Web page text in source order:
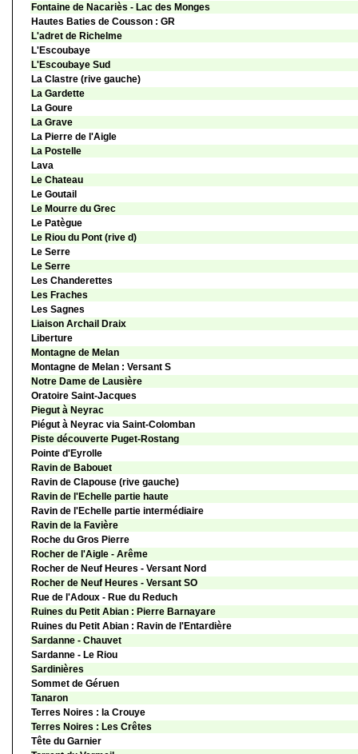
Fontaine de Nacariès - Lac des Monges
Hautes Baties de Cousson : GR
L'adret de Richelme
L'Escoubaye
L'Escoubaye Sud
La Clastre (rive gauche)
La Gardette
La Goure
La Grave
La Pierre de l'Aigle
La Postelle
Lava
Le Chateau
Le Goutail
Le Mourre du Grec
Le Patègue
Le Riou du Pont (rive d)
Le Serre
Le Serre
Les Chanderettes
Les Fraches
Les Sagnes
Liaison Archail Draix
Liberture
Montagne de Melan
Montagne de Melan : Versant S
Notre Dame de Lausière
Oratoire Saint-Jacques
Piegut à Neyrac
Piégut à Neyrac via Saint-Colomban
Piste découverte Puget-Rostang
Pointe d'Eyrolle
Ravin de Babouet
Ravin de Clapouse (rive gauche)
Ravin de l'Echelle partie haute
Ravin de l'Echelle partie intermédiaire
Ravin de la Favière
Roche du Gros Pierre
Rocher de l'Aigle - Arême
Rocher de Neuf Heures - Versant Nord
Rocher de Neuf Heures - Versant SO
Rue de l'Adoux - Rue du Reduch
Ruines du Petit Abian : Pierre Barnayare
Ruines du Petit Abian : Ravin de l'Entardière
Sardanne - Chauvet
Sardanne - Le Riou
Sardinières
Sommet de Géruen
Tanaron
Terres Noires : la Crouye
Terres Noires : Les Crêtes
Tête du Garnier